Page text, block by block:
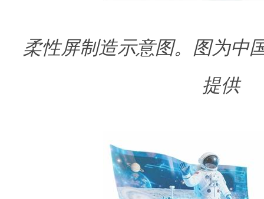
柔性屏制造示意图。 图为中
提供